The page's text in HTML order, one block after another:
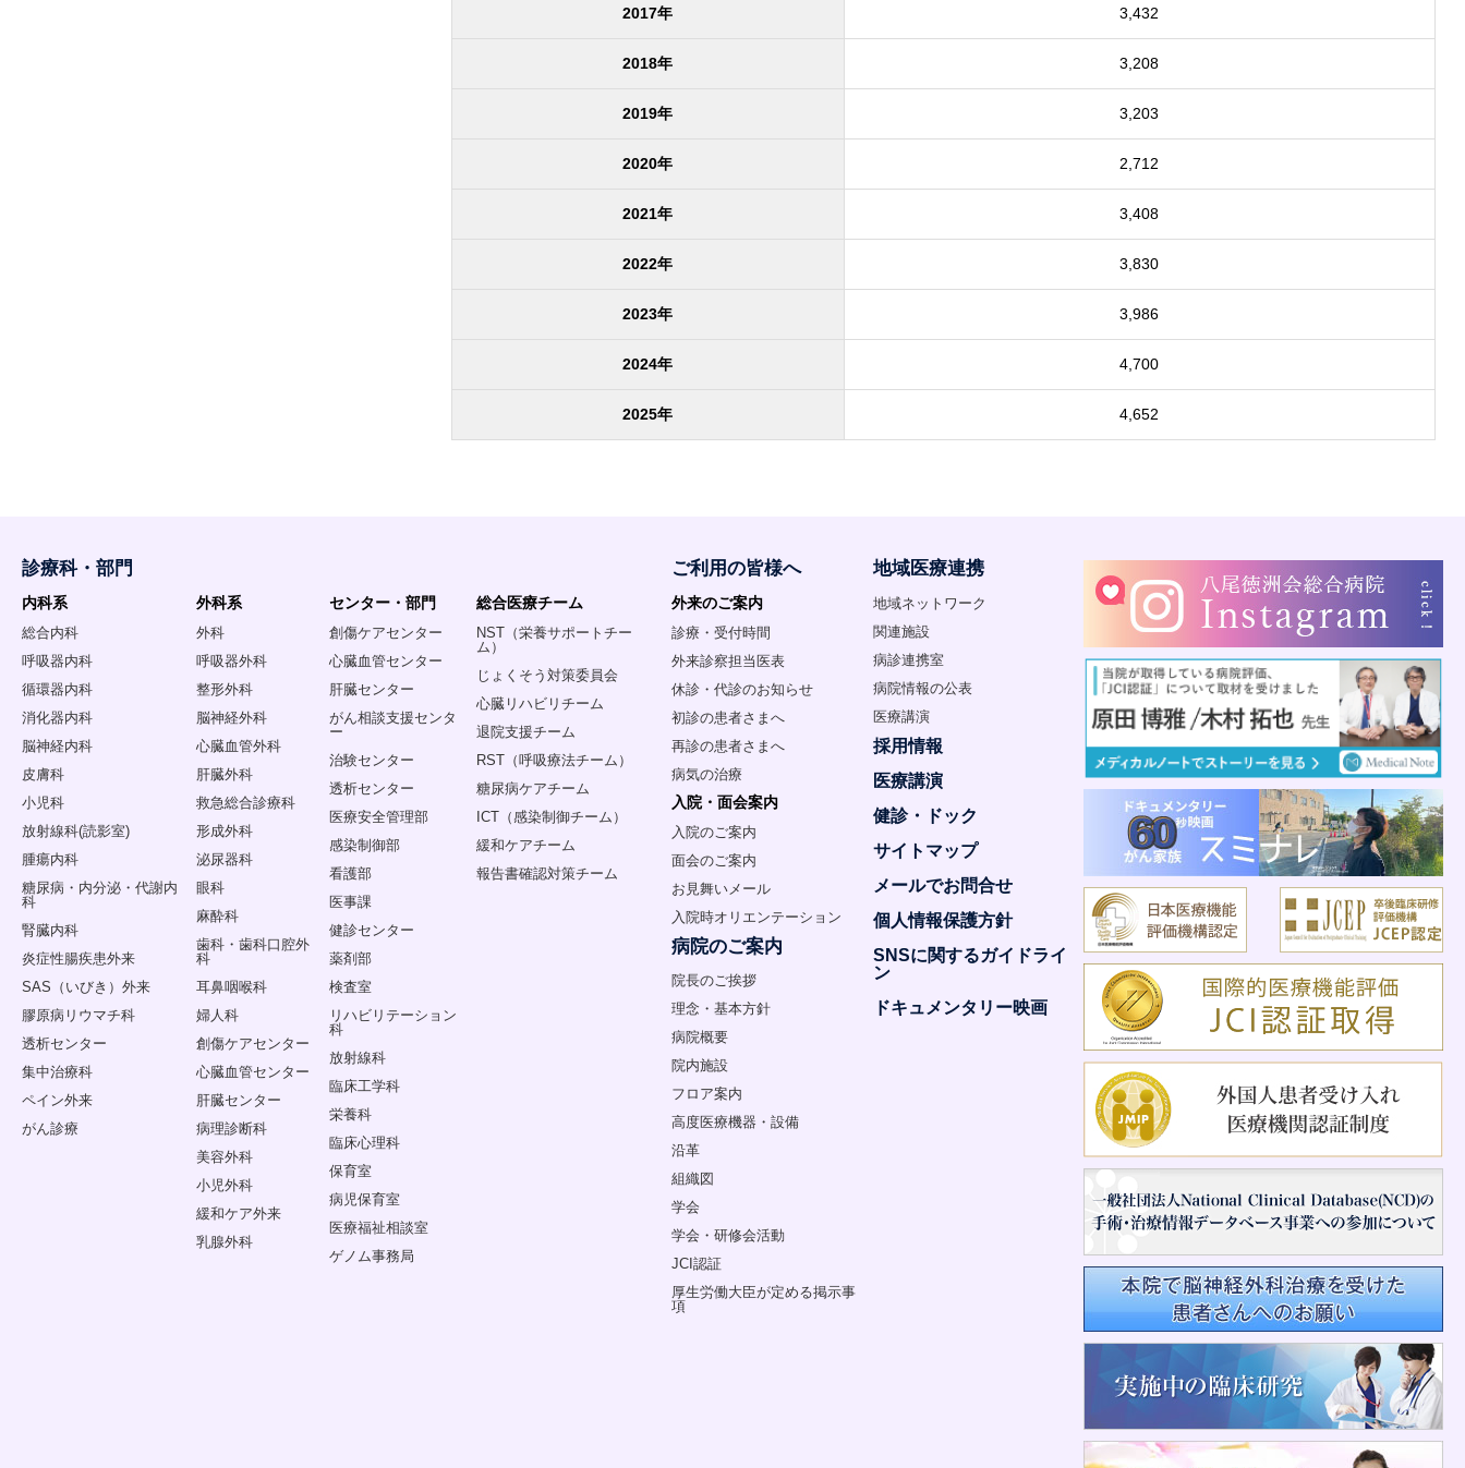
2017年 3,432
2018年 3,208
2019年 3,203
2020年 2,712
2021年 3,408
2022年 3,830
2023年 3,986
2024年 4,700
2025年 4,652
診療科・部門
内科系
総合内科
呼吸器内科
循環器内科
消化器内科
脳神経内科
皮膚科
小児科
放射線科(読影室)
腫瘍内科
糖尿病・内分泌・代謝内
科
腎臓内科
炎症性腸疾患外来
SAS（いびき）外来
膠原病リウマチ科
透析センター
集中治療科
ペイン外来
がん診療
外科系
外科
呼吸器外科
整形外科
脳神経外科
心臓血管外科
肝臓外科
救急総合診療科
形成外科
泌尿器科
眼科
麻酔科
歯科・歯科口腔外
科
耳鼻咽喉科
婦人科
創傷ケアセンター
心臓血管センター
肝臓センター
病理診断科
美容外科
小児外科
緩和ケア外来
乳腺外科
センター・部門
創傷ケアセンター
心臓血管センター
肝臓センター
がん相談支援センタ
ー
治験センター
透析センター
医療安全管理部
感染制御部
看護部
医事課
健診センター
薬剤部
検査室
リハビリテーション
科
放射線科
臨床工学科
栄養科
臨床心理科
保育室
病児保育室
医療福祉相談室
ゲノム事務局
総合医療チーム
NST（栄養サポートチー
ム）
じょくそう対策委員会
心臓リハビリチーム
退院支援チーム
RST（呼吸療法チーム）
糖尿病ケアチーム
ICT（感染制御チーム）
緩和ケアチーム
報告書確認対策チーム
ご利用の皆様へ
外来のご案内
診療・受付時間
外来診察担当医表
休診・代診のお知らせ
初診の患者さまへ
再診の患者さまへ
病気の治療
入院・面会案内
入院のご案内
面会のご案内
お見舞いメール
入院時オリエンテーション
病院のご案内
院長のご挨拶
理念・基本方針
病院概要
院内施設
フロア案内
高度医療機器・設備
沿革
組織図
学会
学会・研修会活動
JCI認証
厚生労働大臣が定める掲示事
項
地域医療連携
地域ネットワーク
関連施設
病診連携室
病院情報の公表
医療講演
採用情報
医療講演
健診・ドック
サイトマップ
メールでお問合せ
個人情報保護方針
SNSに関するガイドライ
ン
ドキュメンタリー映画